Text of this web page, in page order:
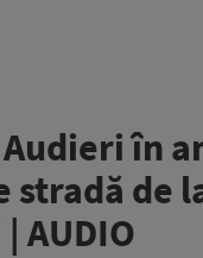
Audieri în
stradă de
AUDIO